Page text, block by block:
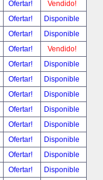
Ofertar!
Vendido!
Ofertar!
Disponible
Ofertar!
Disponible
Ofertar!
Vendido!
Ofertar!
Disponible
Ofertar!
Disponible
Ofertar!
Disponible
Ofertar!
Disponible
Ofertar!
Disponible
Ofertar!
Disponible
Ofertar!
Disponible
Ofertar!
Disponible